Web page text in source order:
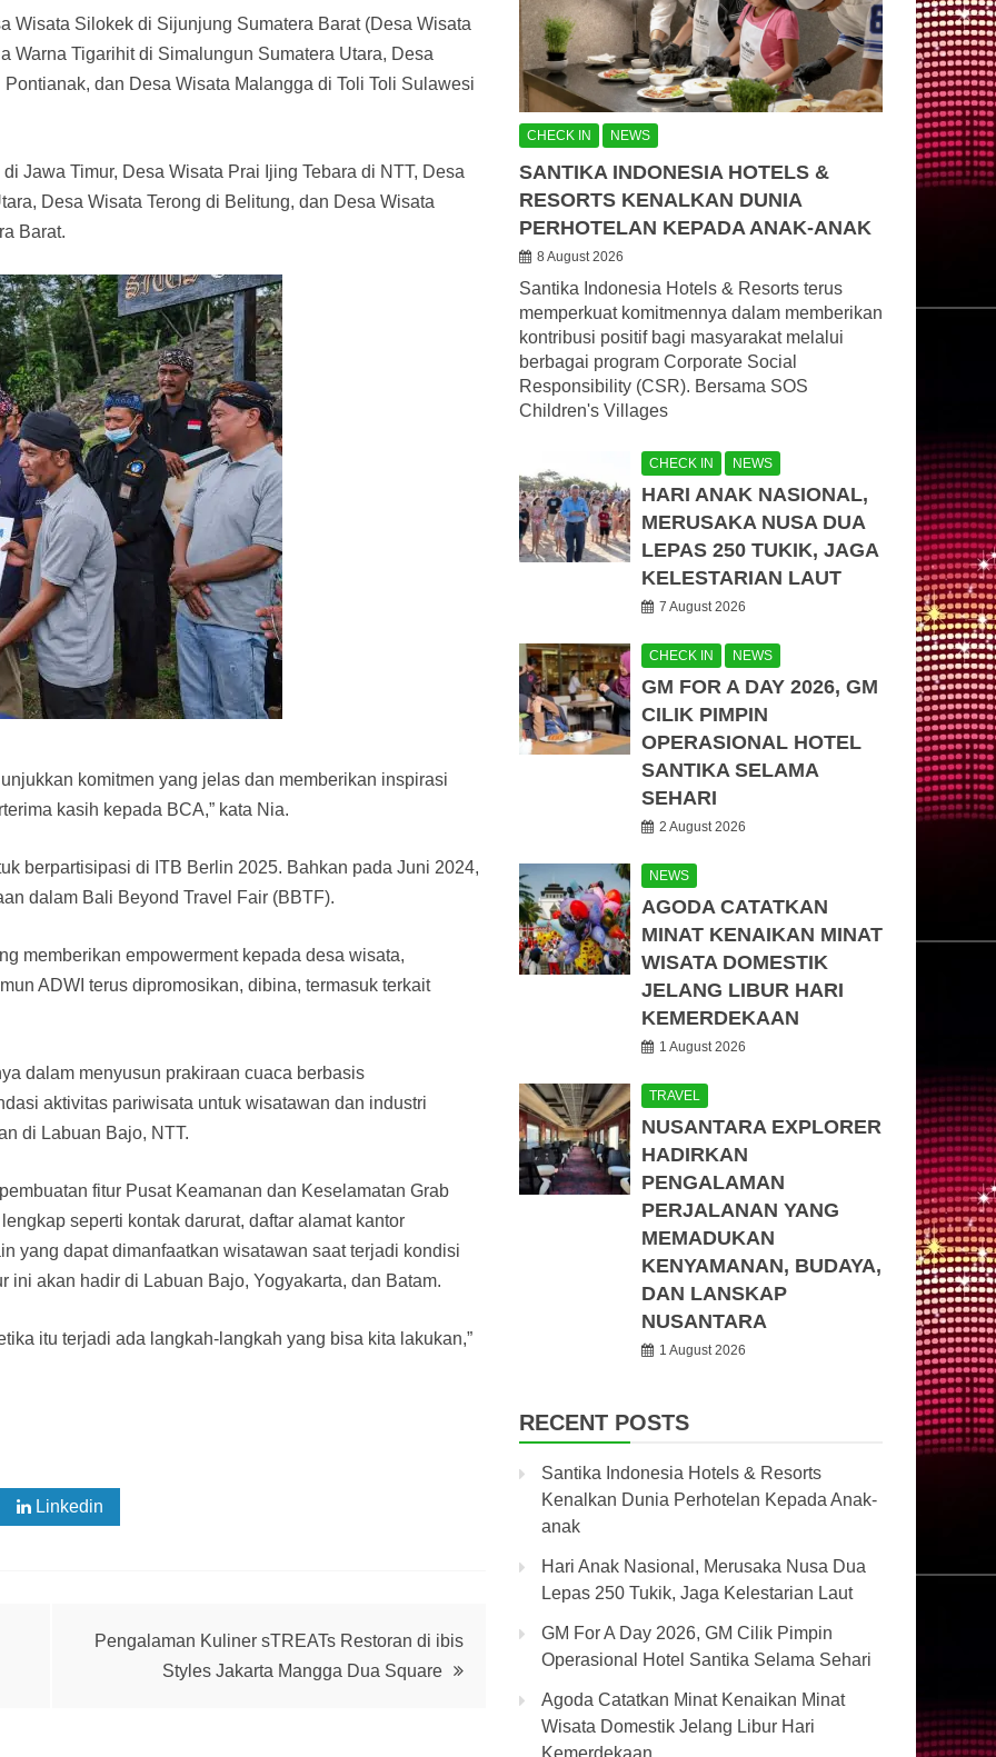
Wisata Silokek di Sijunjung Sumatera Barat (Desa Wisata
Warna Tigarihit di Simalungun Sumatera Utara, Desa
dan Desa Wisata Malangga di Toli Toli Sulawesi
Jawa Timur, Desa Wisata Prai Ijing Tebara di NTT, Desa
Desa Wisata Terong di Belitung, dan Desa Wisata
Barat.
komitmen yang jelas dan memberikan inspirasi
kasih kepada BCA,” kata Nia.
berpartisipasi di ITB Berlin 2025. Bahkan pada Juni 2024,
dalam Bali Beyond Travel Fair (BBTF).
memberikan empowerment kepada desa wisata,
ADWI terus dipromosikan, dibina, termasuk terkait
dalam menyusun prakiraan cuaca berbasis
aktivitas pariwisata untuk wisatawan dan industri
di Labuan Bajo, NTT.
fitur Pusat Keamanan dan Keselamatan Grab
seperti kontak darurat, daftar alamat kantor
yang dapat dimanfaatkan wisatawan saat terjadi kondisi
ini akan hadir di Labuan Bajo, Yogyakarta, dan Batam.
itu terjadi ada langkah-langkah yang bisa kita lakukan,”
Linkedin
Pengalaman Kuliner sTREATs Restoran di ibis
Styles Jakarta Mangga Dua Square
CHECK IN NEWS
SANTIKA INDONESIA HOTELS &
RESORTS KENALKAN DUNIA
PERHOTELAN KEPADA ANAK-ANAK
8 August 2026
Santika Indonesia Hotels & Resorts terus
memperkuat komitmennya dalam memberikan
kontribusi positif bagi masyarakat melalui
berbagai program Corporate Social
Responsibility (CSR). Bersama SOS
Children's Villages
CHECK IN NEWS
HARI ANAK NASIONAL,
MERUSAKA NUSA DUA
LEPAS 250 TUKIK, JAGA
KELESTARIAN LAUT
7 August 2026
CHECK IN NEWS
GM FOR A DAY 2026, GM
CILIK PIMPIN
OPERASIONAL HOTEL
SANTIKA SELAMA
SEHARI
2 August 2026
NEWS
AGODA CATATKAN
MINAT KENAIKAN MINAT
WISATA DOMESTIK
JELANG LIBUR HARI
KEMERDEKAAN
1 August 2026
TRAVEL
NUSANTARA EXPLORER
HADIRKAN
PENGALAMAN
PERJALANAN YANG
MEMADUKAN
KENYAMANAN, BUDAYA,
DAN LANSKAP
NUSANTARA
1 August 2026
RECENT POSTS
Santika Indonesia Hotels & Resorts
Kenalkan Dunia Perhotelan Kepada Anak-
anak
Hari Anak Nasional, Merusaka Nusa Dua
Lepas 250 Tukik, Jaga Kelestarian Laut
GM For A Day 2026, GM Cilik Pimpin
Operasional Hotel Santika Selama Sehari
Agoda Catatkan Minat Kenaikan Minat
Wisata Domestik Jelang Libur Hari